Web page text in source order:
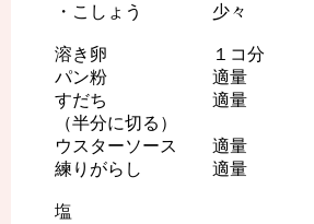
・こしょう 少々
溶き卵 １コ分
パン粉 適量
すだち 適量
（半分に切る）
ウスターソース 適量
練りがらし 適量
塩